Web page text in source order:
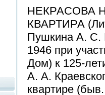
НЕКРАСОВА
КВАРТИРА
Пушкина А. С.
1946 при
Дом) к 125-
А. А.
квартире